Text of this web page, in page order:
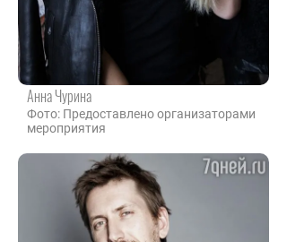
Анна Чурина
Фото: Предоставлено организаторами
мероприятия